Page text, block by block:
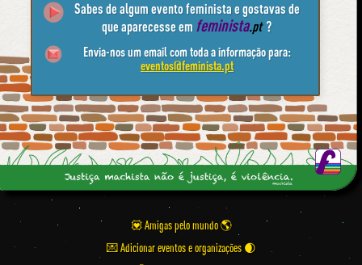
Sabes de algum evento feminista e gostavas de
que aparecesse em feminista.pt ?
Envia-nos um email com toda a informação para:
eventos@feminista.pt
💟 Amigas pelo mundo
💌 Adicionar eventos e organizações